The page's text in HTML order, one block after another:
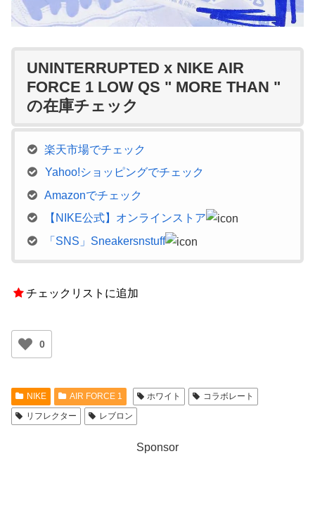
UNINTERRUPTED x NIKE AIR
FORCE 1 LOW QS " MORE THAN "
の在庫チェック
楽天市場でチェック
Yahoo!ショッピングでチェック
Amazonでチェック
【NIKE公式】オンラインストア
「SNS」Sneakersnstuff
チェックリストに追加
0
NIKE AIR FORCE 1 ホワイト
コラボレート
リフレクター
レブロン
Sponsor